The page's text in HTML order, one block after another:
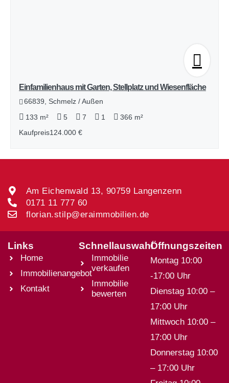
Einfamilienhaus mit Garten, Stellplatz und Wiesenfläche
66839, Schmelz / Außen
133 m²
5 7 1
366 m²
Kaufpreis124.000 €
Am Eichenwald 13, 90759 Langenzenn
0171 11 777 60
florian.stilp@eraimmobilien.de
Links
Home
Immobilienangebot
Kontakt
Schnellauswahl
Immobilie
verkaufen
Immobilie
bewerten
Öffnungszeiten
Montag 10:00
-17:00 Uhr
Dienstag 10:00 –
17:00 Uhr
Mittwoch 10:00 –
17:00 Uhr
Donnerstag 10:00
– 17:00 Uhr